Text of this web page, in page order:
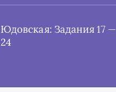
Юдовская: Задания 17 —
24